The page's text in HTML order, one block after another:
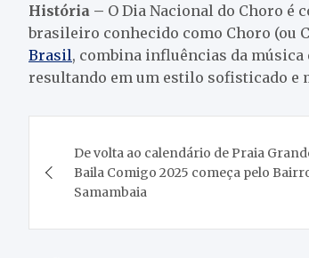
História – O Dia Nacional do Choro é
brasileiro conhecido como Choro (ou
Brasil, combina influências da
resultando em um estilo sofisticado e
de
Post
De volta ao calendário de Praia
Baila Comigo 2025 começa pelo
Samambaia